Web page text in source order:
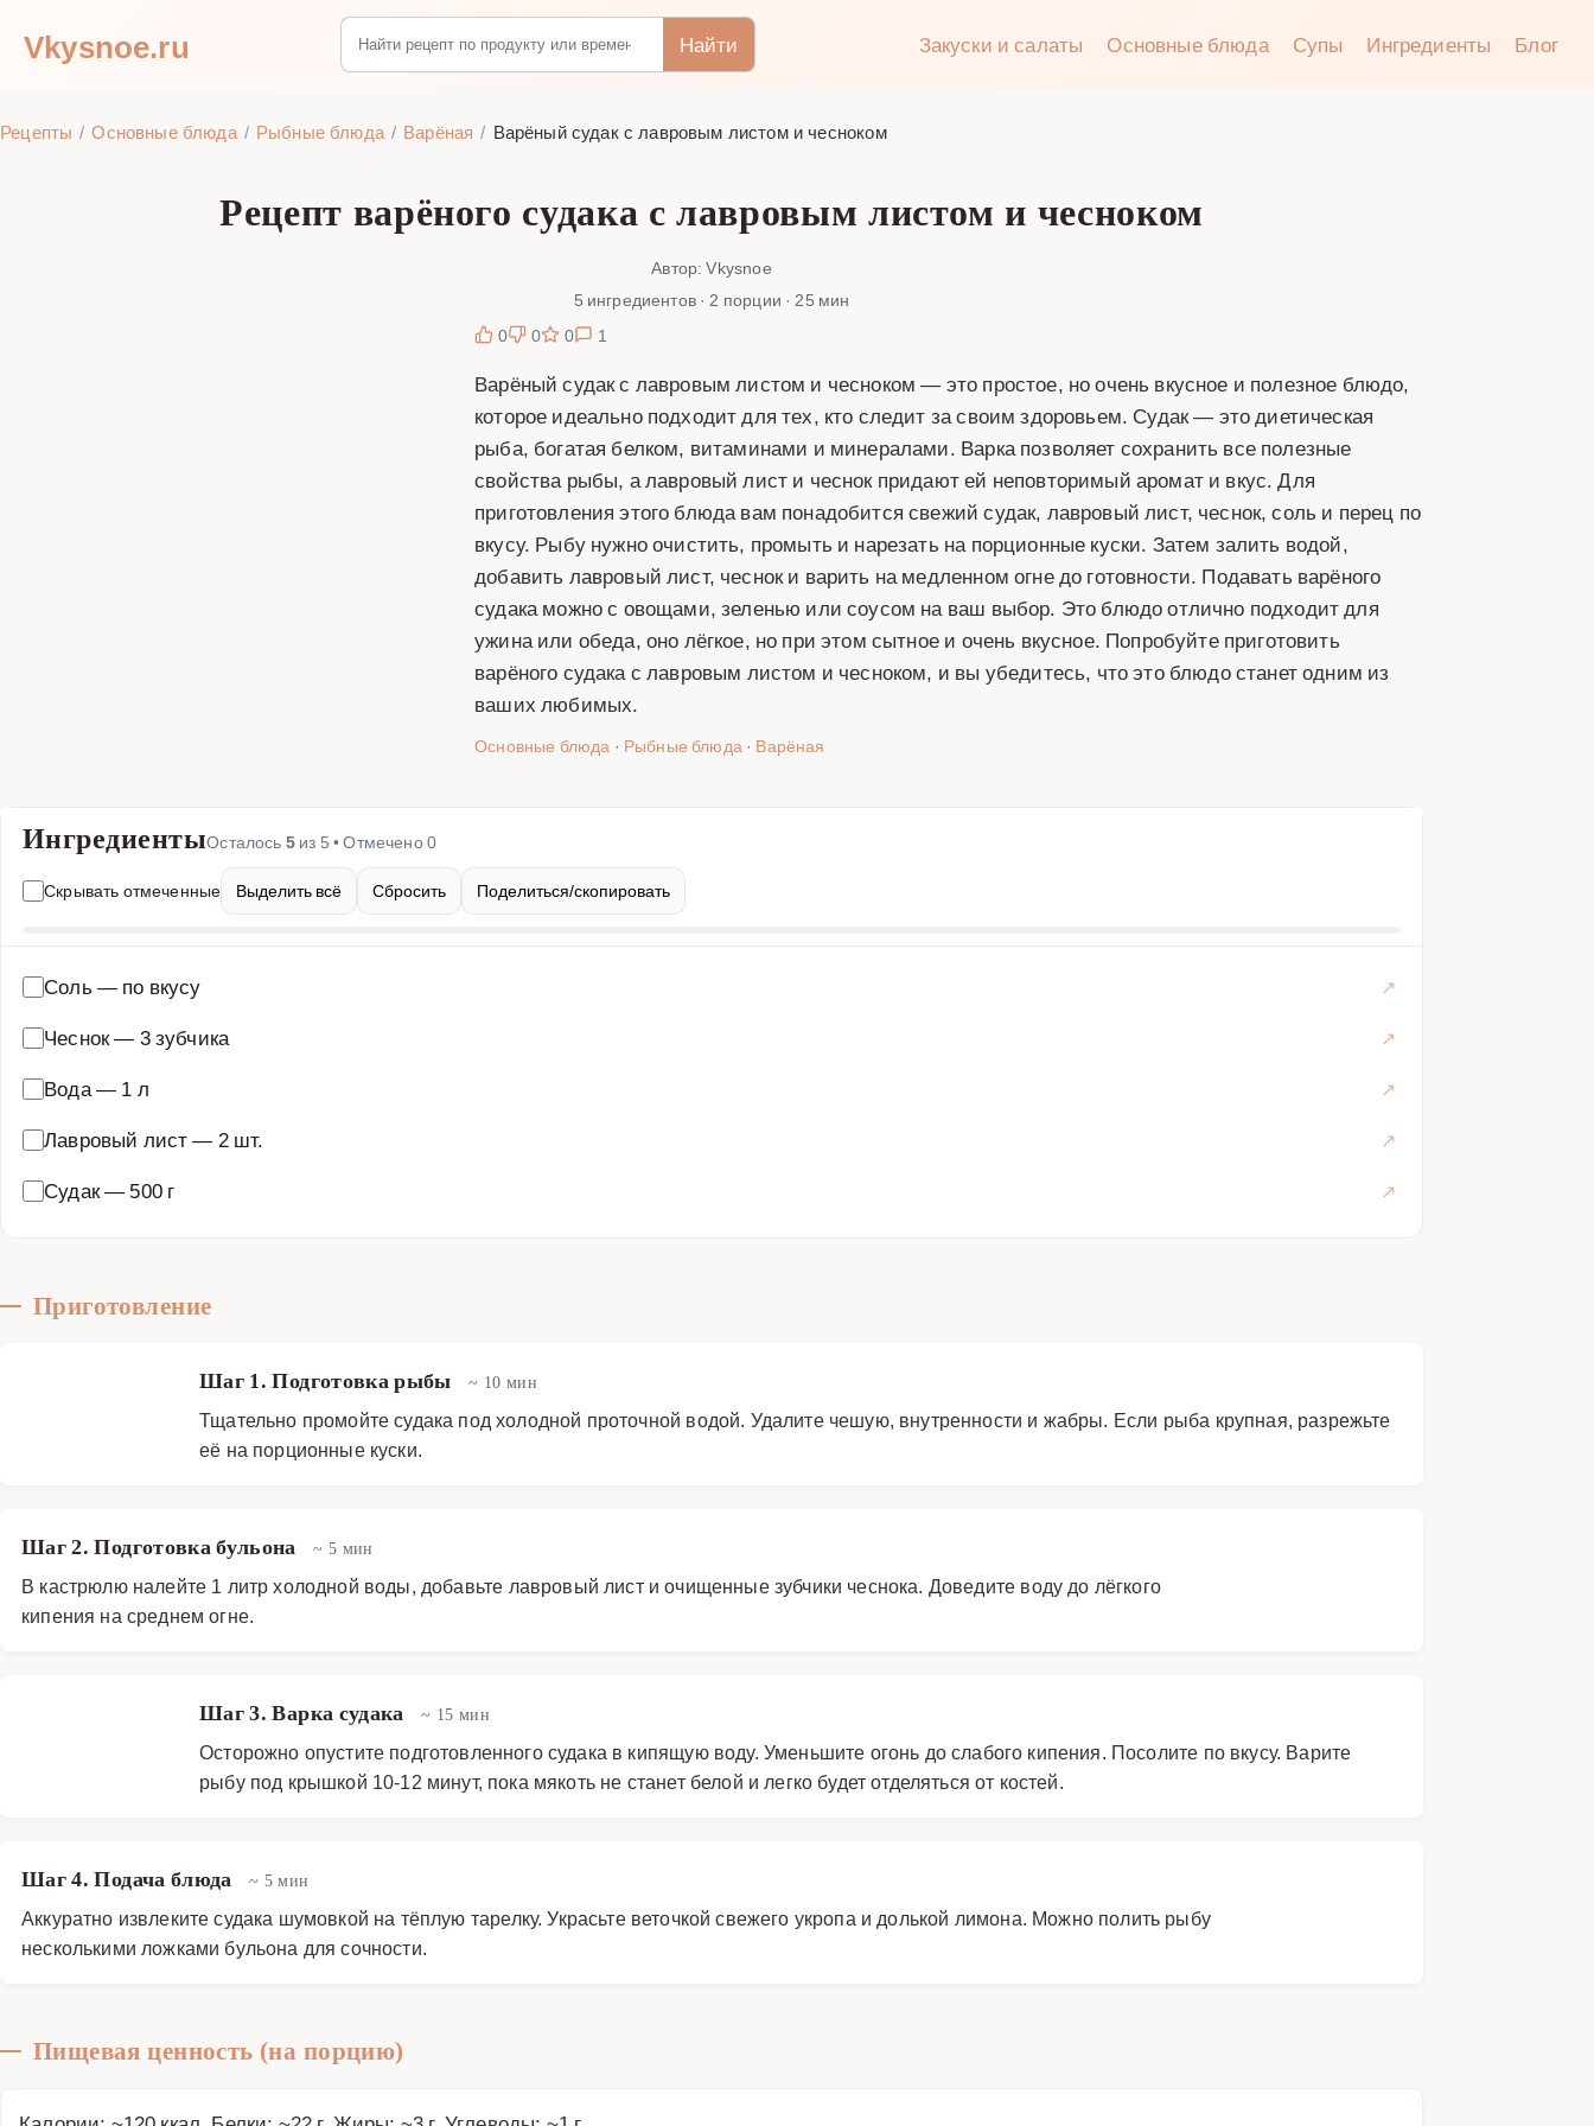
Vkysnoe.ru Найти Закуски и салаты Основные блюда Супы Ингредиенты Блог
Рецепты Основные блюда Рыбные блюда Варёная Варёный судак с лавровым листом и чесноком
Рецепт варёного судака с лавровым листом и чесноком
Автор: Vkysnoe
5 ингредиентов · 2 порции · 25 мин
0
0 0 1
Варёный судак с лавровым листом и чесноком — это простое, но очень вкусное и полезное блюдо,
которое идеально подходит для тех, кто следит за своим здоровьем. Судак — это диетическая
рыба, богатая белком, витаминами и минералами. Варка позволяет сохранить все полезные
свойства рыбы, а лавровый лист и чеснок придают ей неповторимый аромат и вкус. Для
приготовления этого блюда вам понадобится свежий судак, лавровый лист, чеснок, соль и перец по
вкусу. Рыбу нужно очистить, промыть и нарезать на порционные куски. Затем залить водой,
добавить лавровый лист, чеснок и варить на медленном огне до готовности. Подавать варёного
судака можно с овощами, зеленью или соусом на ваш выбор. Это блюдо отлично подходит для
ужина или обеда, оно лёгкое, но при этом сытное и очень вкусное. Попробуйте приготовить
варёного судака с лавровым листом и чесноком, и вы убедитесь, что это блюдо станет одним из
ваших любимых.
Основные блюда · Рыбные блюда· Варёная
ИнгредиентыОсталось 5из 5 • Отмечено0
Скрывать отмеченные Выделить всё Сбросить Поделиться/скопировать
Соль — по вкусу
Чеснок— 3 зубчика
Вода— 1 л
Лавровый лист— 2 шт.
Судак— 500 г
Приготовление
Шаг 1. Подготовка рыбы ~ 10 мин
Тщательно промойте судака под холодной проточной водой. Удалите чешую, внутренности и жабры. Если рыба крупная, разрежьте
её на порционные куски.
Шаг 2. Подготовка бульона ~ 5 мин
В кастрюлю налейте 1 литр холодной воды, добавьте лавровый лист и очищенные зубчики чеснока. Доведите воду до лёгкого
кипения на среднем огне.
Шаг 3. Варка судака ~ 15 мин
Осторожно опустите подготовленного судака в кипящую воду. Уменьшите огонь до слабого кипения. Посолите по вкусу. Варите
рыбу под крышкой 10-12 минут, пока мякоть не станет белой и легко будет отделяться от костей.
Шаг 4. Подача блюда ~ 5 мин
Аккуратно извлеките судака шумовкой на тёплую тарелку. Украсьте веточкой свежего укропа и долькой лимона. Можно полить рыбу
несколькими ложками бульона для сочности.
Пищевая ценность (на порцию)